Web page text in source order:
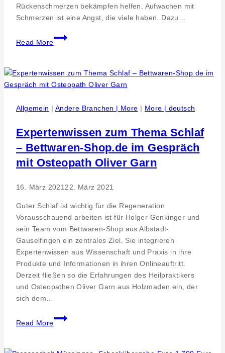
Rückenschmerzen bekämpfen helfen. Aufwachen mit
Schmerzen ist eine Angst, die viele haben. Dazu…
Read More
Artikel
Schlafexperten
Thema-
Aktiv
Schlaf
Schmerzen
Allgemein | Andere Branchen | More | More | deutsch
Expertenwissen zum Thema Schlaf
– Bettwaren-Shop.de im Gespräch
mit Osteopath Oliver Garn
16. März 2021 22. März 2021
Guter Schlaf ist wichtig für die Regeneration
Vorausschauend arbeiten ist für Holger Genkinger und
sein Team vom Bettwaren-Shop aus Albstadt-
Gauselfingen ein zentrales Ziel. Sie integrieren
Expertenwissen aus Wissenschaft und Praxis in ihre
Produkte und Informationen in ihren Onlineauftritt.
Derzeit fließen so die Erfahrungen des Heilpraktikers
und Osteopathen Oliver Garn aus Holzmaden ein, der
sich dem…
Read More
Expertenwissen
zum
Schlaf